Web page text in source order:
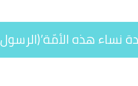
نساء هذه الأمّة’(الرسول